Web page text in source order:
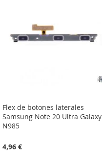
DESEJOS
Flex de botones laterales
Samsung Note 20 Ultra Galaxy
N985
4,96 €